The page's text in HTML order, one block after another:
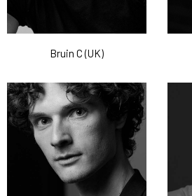
Bruin C (UK)